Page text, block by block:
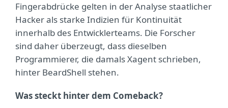
Fingerabdrücke gelten in der Analyse staatlicher
Hacker als starke Indizien für Kontinuität
innerhalb des Entwicklerteams. Die Forscher
sind daher überzeugt, dass dieselben
Programmierer, die damals Xagent schrieben,
hinter BeardShell stehen.
Was steckt hinter dem Comeback?